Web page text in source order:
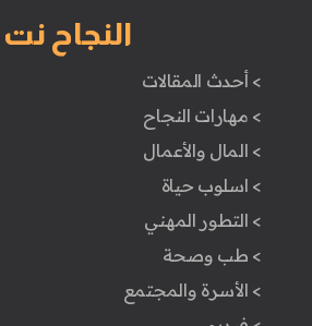
النجاح نت
> أحدث المقالات
> مهارات النجاح
> المال والأعمال
> اسلوب حياة
> التطور المهني
> طب وصحة
> الأسرة والمجتمع